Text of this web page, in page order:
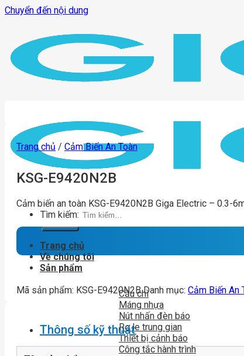
Chuyển đến nội dung
Tìm kiếm:
Trang chủ
Về chúng tôi
Sản phẩm
Cầu chì
Máng nhựa
Nút nhấn đèn báo
Rơ le trung gian
Thiết bị cảnh báo
Công tắc hành trình
Trang chủ / Cảm Biến An Toàn
KSG-E9420N2B
Cảm biến an toàn KSG-E9420N2B Giga Electric – 0.3-
Mã sản phẩm: KSG-E9420N2B Danh mục: Cảm Biến An
Thông số kỹ thuật